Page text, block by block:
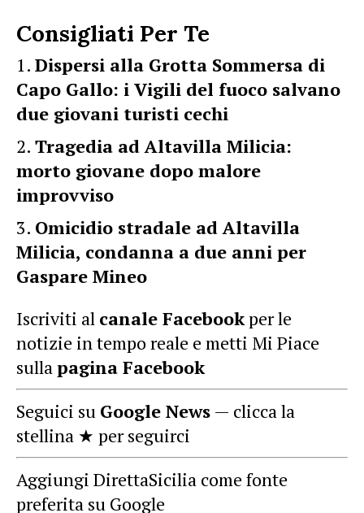
Consigliati Per Te
Dispersi alla Grotta Sommersa di
Capo Gallo: i Vigili del fuoco salvano
due giovani turisti cechi
Tragedia ad Altavilla Milicia:
morto giovane dopo malore
improvviso
Omicidio stradale ad Altavilla
Milicia, condanna a due anni per
Gaspare Mineo
Iscriviti al canale Facebookper le
notizie in tempo reale e metti Mi Piace
sullapagina Facebook
Seguici su Google News — clicca la
stellina ★ per seguirci
Aggiungi DirettaSicilia come fonte
preferita su Google